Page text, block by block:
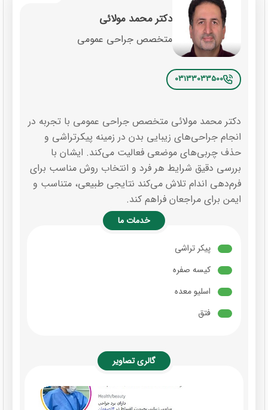
دکتر محمد مولائی
متخصص جراحی عمومی
03133033500
دکتر محمد مولائی متخصص جراحی عمومی با تجربه در
انجام جراحی‌های زیبایی بدن در زمینه پیکرتراشی و
حذف چربی‌های موضعی فعالیت می‌کند. ایشان با
بررسی دقیق شرایط هر فرد و انتخاب روش مناسب برای
فرم‌دهی اندام تلاش می‌کند نتایجی طبیعی، متناسب و
ایمن برای مراجعان فراهم کند.
خدمات ما
پیکر تراشی
کیسه صفره
اسلیو معده
فتق
گالری تصاویر